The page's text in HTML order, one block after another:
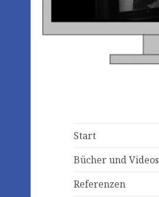
Start
Bücher und Videos
Referenzen